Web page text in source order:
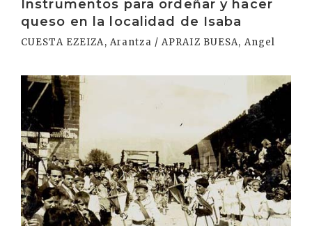
Instrumentos para ordeñar y hacer
queso en la localidad de Isaba
CUESTA EZEIZA, Arantza / APRAIZ BUESA, Angel
Irakurri